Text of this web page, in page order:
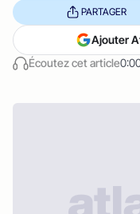
Écoutez cet article
PARTAGER
Ajouter